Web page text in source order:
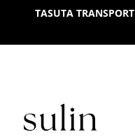
content
TASUTA